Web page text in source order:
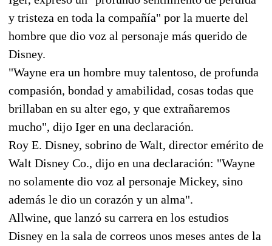
y tristeza en toda la compañía" por la muerte del
hombre que dio voz al personaje más querido de
Disney.
"Wayne era un hombre muy talentoso, de profunda
compasión, bondad y amabilidad, cosas todas que
brillaban en su alter ego, y que extrañaremos
mucho", dijo Iger en una declaración.
Roy E. Disney, sobrino de Walt, director emérito de
Walt Disney Co., dijo en una declaración: "Wayne
no solamente dio voz al personaje Mickey, sino
además le dio un corazón y un alma".
Allwine, que lanzó su carrera en los estudios
Disney en la sala de correos unos meses antes de la